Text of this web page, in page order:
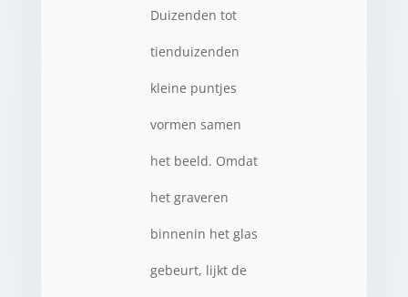
Duizenden tot
tienduizenden
kleine puntjes
vormen samen
het beeld. Omdat
het graveren
binnenin het glas
gebeurt, lijkt de